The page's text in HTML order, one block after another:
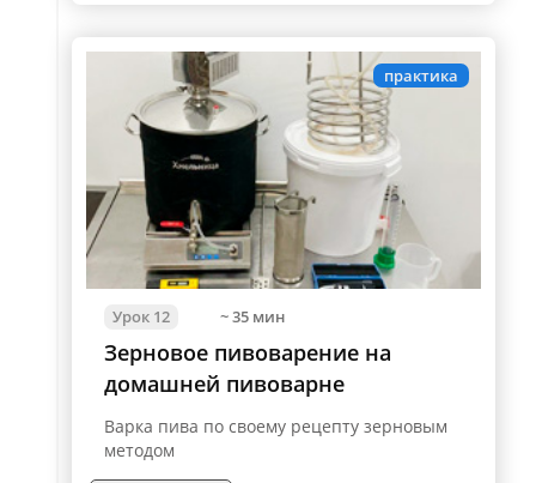
практика
Урок 12 ~ 35 мин
Зерновое пивоварение на
домашней пивоварне
Варка пива по своему рецепту зерновым
методом